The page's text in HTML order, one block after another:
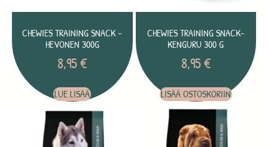
CHEWIES TRAINING SNACK –
HEVONEN 300G
8,95€
LUE LISÄÄ
CHEWIES TRAINING SNACK-
KENGURU 300 G
8,95€
LISÄÄ OSTOSKORIIN